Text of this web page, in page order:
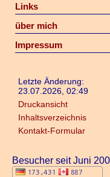
Links
über mich
Impressum
Letzte Änderung:
23.07.2026, 02:49
Druckansicht
Inhaltsverzeichnis
Kontakt-Formular
Besucher seit Juni